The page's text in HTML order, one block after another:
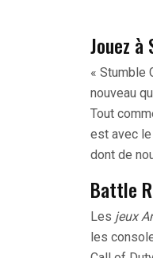
Jouez
« Stumble
nouveau
Tout
est avec le
dont de
Battle
Les jeux
les